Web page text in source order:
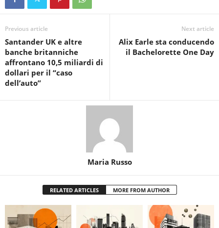
Previous article
Santander UK e altre
banche britanniche
affrontano 10,5 miliardi di
dollari per il “caso
dell’auto”
Next article
Alix Earle sta conducendo
il Bachelorette One Day
Maria Russo
RELATED ARTICLES MORE FROM AUTHOR